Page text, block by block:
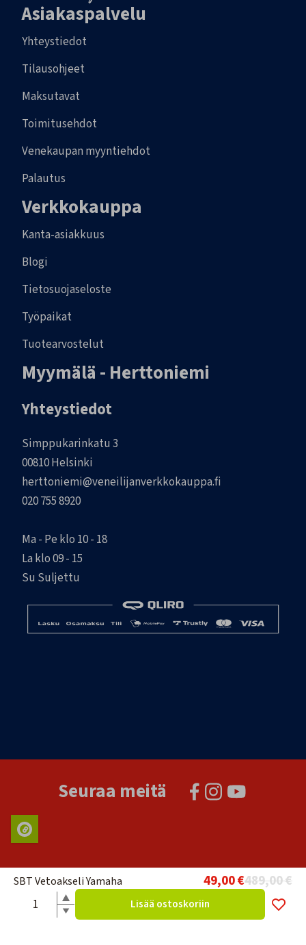
SBT Vetoakseli Yamaha 49,00 €489,00 €
Lisää ostoskoriin
Asiakaspalvelu
Yhteystiedot
Tilausohjeet
Maksutavat
Toimitusehdot
Venekaupan myyntiehdot
Palautus
Verkkokauppa
Kanta-asiakkuus
Blogi
Tietosuojaseloste
Työpaikat
Tuotearvostelut
Myymälä - Herttoniemi
Yhteystiedot
Simppukarinkatu 3
00810 Helsinki
herttoniemi@veneilijanverkkokauppa.fi
020 755 8920
Ma - Pe klo 10 - 18
La klo 09 - 15
Su Suljettu
Seuraa meitä